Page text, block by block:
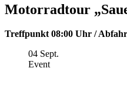
Motorradtour
Treffpunkt 08:00 Uhr /
04 Sept.
Event